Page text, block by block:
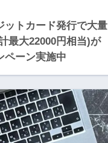
ットカード発行で大量
最大22000円相当)が
ペーン実施中